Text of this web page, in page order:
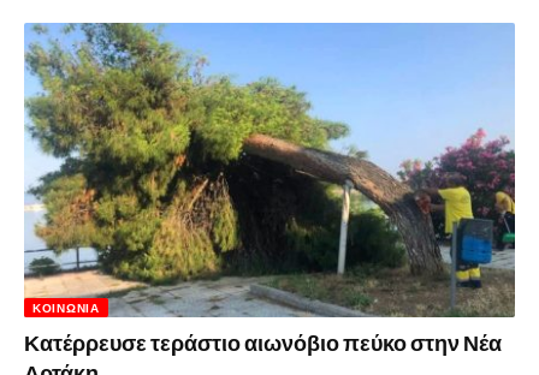
ΚΟΙΝΩΝΊΑ
Κατέρρευσε τεράστιο αιωνόβιο πεύκο στην Νέα